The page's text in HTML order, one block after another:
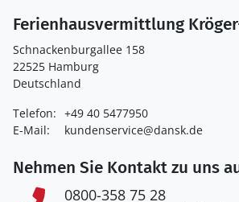
Ferienhausvermittlung
Schnackenburgallee 158
22525 Hamburg
Deutschland
Telefon: +49 40 5477950
E-Mail:
kundenservice@dansk.de
Nehmen Sie Kontakt zu uns
0800-358 75 28